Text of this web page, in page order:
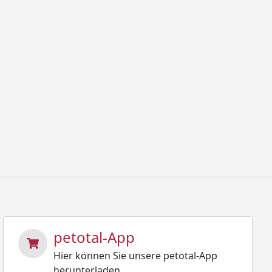
petotal-App
Hier können Sie unsere petotal-App